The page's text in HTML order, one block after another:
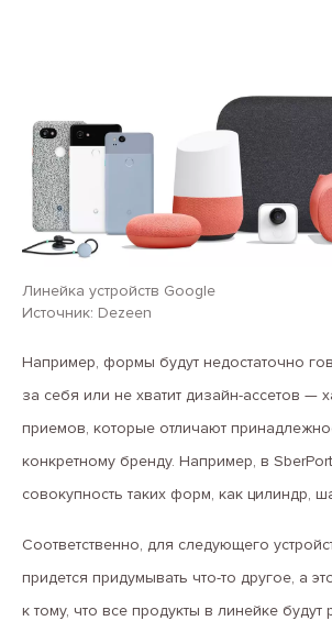
Например, формы будут недостаточно
за себя или не хватит дизайн-ассетов —
приемов, которые отличают
конкретному бренду. Например, в
совокупность таких форм, как цилиндр,
Соответственно, для следующего
придется придумывать что-то другое, а
к тому, что все продукты в линейке будут
Линейка устройств Google
Источник: Dezeen